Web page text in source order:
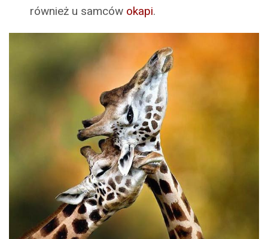
również u samców okapi.